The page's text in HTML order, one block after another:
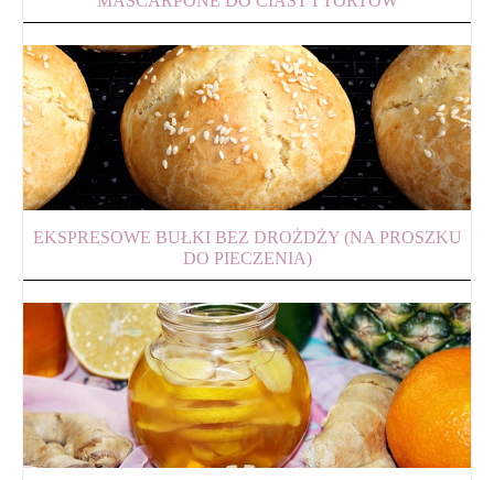
EKSPRESOWE BUŁKI BEZ DROŻDŻY (NA PROSZKU
DO PIECZENIA)